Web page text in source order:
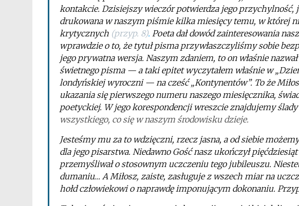
kontakcie. Dzisiejszy wieczór potwierdza jego przychylność,
drukowana w naszym piśmie kilka miesięcy temu, w której
krytycznych (przyp. 8). Poeta dał dowód zainteresowania
wprawdzie o to, że tytuł pisma przywłaszczyliśmy sobie
jego prywatna wersja. Naszym zdaniem, to on właśnie
świetnego pisma — a taki epitet wyczytałem właśnie w
londyńskiej wyroczni — na cześć „Kontynentów”. To że
ukazania się pierwszego numeru naszego miesięcznika,
poetyckiej. W jego korespondencji wreszcie znajdujemy
wszystkiego, co się w naszym środowisku dzieje.
Jesteśmy mu za to wdzięczni, rzecz jasna, a od siebie
dla jego pisarstwa. Niedawno Gość nasz ukończył
przemyśliwał o stosownym uczczeniu tego jubileuszu.
dumaniu… A Miłosz, zaiste, zasługuje z wszech miar na
hołd człowiekowi o naprawdę imponującym dokonaniu.